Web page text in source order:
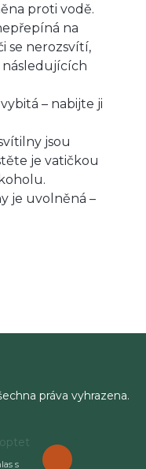
s
ROZUMÍM
proti vodě.
na
se nerozsvítí,
– nabijte ji
jsou
je vatičkou
je uvolněná –
práva vyhrazena.